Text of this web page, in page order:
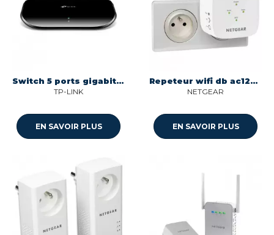
Switch 5 ports gigabit 10/100/1000 mbps Tp-link ASW2961708
TP-LINK
EN SAVOIR PLUS
Repeteur wifi db ac1200 ex6110 dual band Netgear EX6110-100PES
NETGEAR
EN SAVOIR PLUS